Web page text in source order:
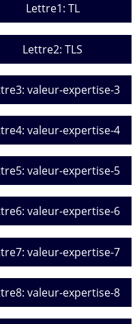
Lettre1: TL
Lettre2: TLS
valeur-expertise-3
valeur-expertise-4
valeur-expertise-5
valeur-expertise-6
valeur-expertise-7
valeur-expertise-8